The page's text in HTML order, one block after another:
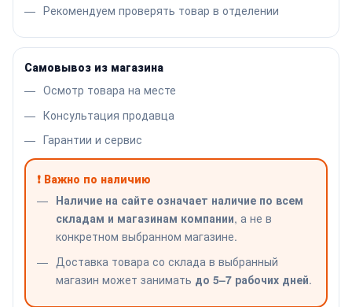
Рекомендуем проверять товар в отделении
Самовывоз из магазина
Осмотр товара на месте
Консультация продавца
Гарантии и сервис
❗ Важно по наличию
Наличие на сайте означает наличие по всем
складам и магазинам компании, а не в
конкретном выбранном магазине.
Доставка товара со склада в выбранный
магазин может занимать до 5–7 рабочих дней.